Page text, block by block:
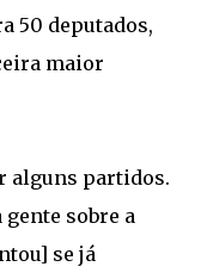
50 deputados,
maior
alguns partidos.
sobre a
se já